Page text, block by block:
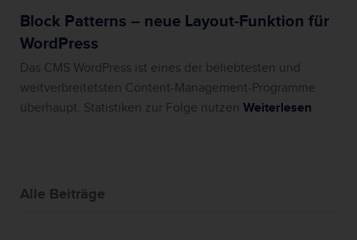
Block Patterns – neue Layout-Funktion für
WordPress
Das CMS WordPress ist eines der beliebtesten und
weitverbreitetsten Content-Management-Programme
überhaupt. Statistiken zur Folge nutzen Weiterlesen
Alle Beiträge